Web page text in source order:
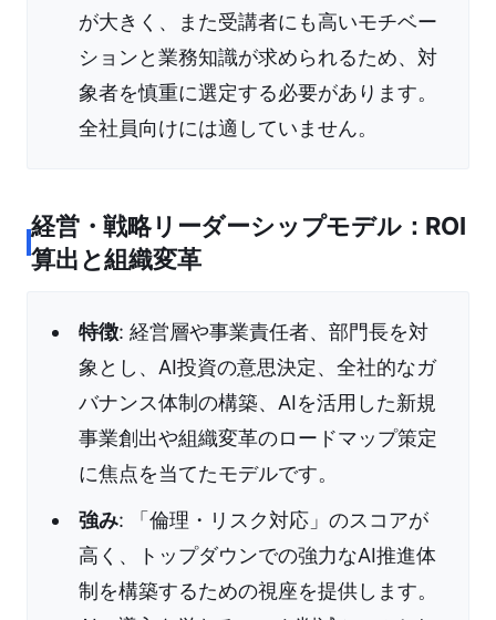
が大きく、また受講者にも高いモチベー
ションと業務知識が求められるため、対
象者を慎重に選定する必要があります。
全社員向けには適していません。
経営・戦略リーダーシップモデル：ROI
算出と組織変革
特徴: 経営層や事業責任者、部門長を対
象とし、AI投資の意思決定、全社的なガ
バナンス体制の構築、AIを活用した新規
事業創出や組織変革のロードマップ策定
に焦点を当てたモデルです。
強み: 「倫理・リスク対応」のスコアが
高く、トップダウンでの強力なAI推進体
制を構築するための視座を提供します。